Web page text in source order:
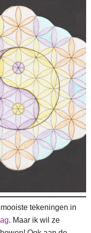
tekeningen in
. Maar ik wil ze